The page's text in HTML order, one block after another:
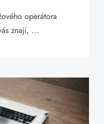
operátora
znají, ...